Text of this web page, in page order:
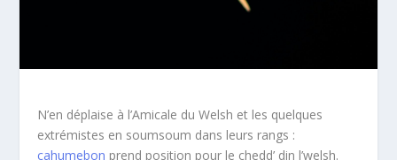
N’en déplaise à l’Amicale du Welsh et les quelques
extrémistes en soumsoum dans leurs rangs :
cahumebon prend position pour le chedd’ din l’welsh.